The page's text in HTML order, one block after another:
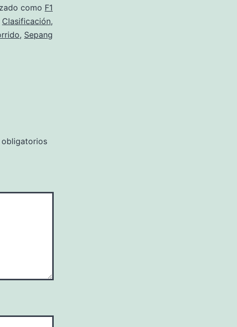
como F1
Clasificación,
, Sepang
obligatorios